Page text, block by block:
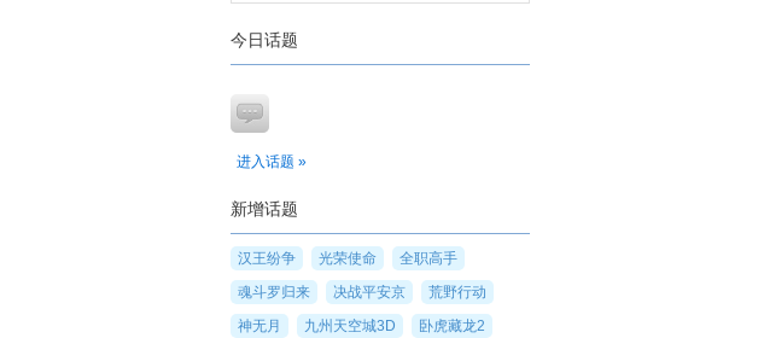
今日话题
进入话题 »
新增话题
汉王纷争 光荣使命
全职高手
魂斗罗归来
决战平安京
荒野行动
神无月
九州天空城3D 卧虎藏龙2